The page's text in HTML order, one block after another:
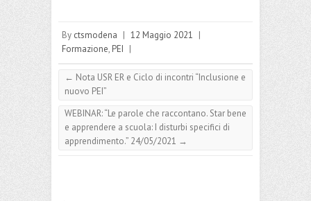
By ctsmodena | 12 Maggio 2021 |
Formazione, PEI |
← Nota USR ER e Ciclo di incontri “Inclusione e
nuovo PEI”
WEBINAR: “Le parole che raccontano. Star bene
e apprendere a scuola: I disturbi specifici di
apprendimento.” 24/05/2021 →